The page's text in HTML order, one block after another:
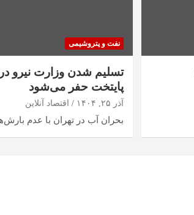
نفت و پتروشیمی
پایتخت حفر می‌شود
آذر ۲۵, ۱۴۰۴ اقتصاد آنلاین
بحران آب در تهران با عدم